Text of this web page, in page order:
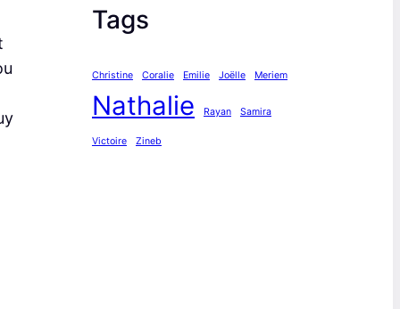
Tags
Christine Coralie Emilie Joëlle Meriem
Nathalie Rayan Samira
Victoire Zineb